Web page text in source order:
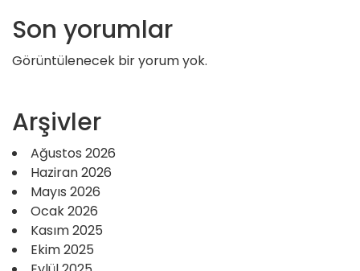
Son yorumlar
Görüntülenecek bir yorum yok.
Arşivler
Ağustos 2026
Haziran 2026
Mayıs 2026
Ocak 2026
Kasım 2025
Ekim 2025